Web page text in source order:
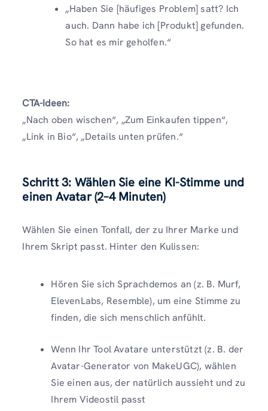
„Haben Sie [häufiges Problem] satt? Ich
auch. Dann habe ich [Produkt] gefunden.
So hat es mir geholfen.“
CTA-Ideen:
„Nach oben wischen“, „Zum Einkaufen tippen“,
„Link in Bio“, „Details unten prüfen.“
Schritt 3: Wählen Sie eine KI-Stimme und
einen Avatar (2–4 Minuten)
Wählen Sie einen Tonfall, der zu Ihrer Marke und
Ihrem Skript passt. Hinter den Kulissen:
Hören Sie sich Sprachdemos an (z. B. Murf,
ElevenLabs, Resemble), um eine Stimme zu
finden, die sich menschlich anfühlt.
Wenn Ihr Tool Avatare unterstützt (z. B. der
Avatar-Generator von MakeUGC), wählen
Sie einen aus, der natürlich aussieht und zu
Ihrem Videostil passt